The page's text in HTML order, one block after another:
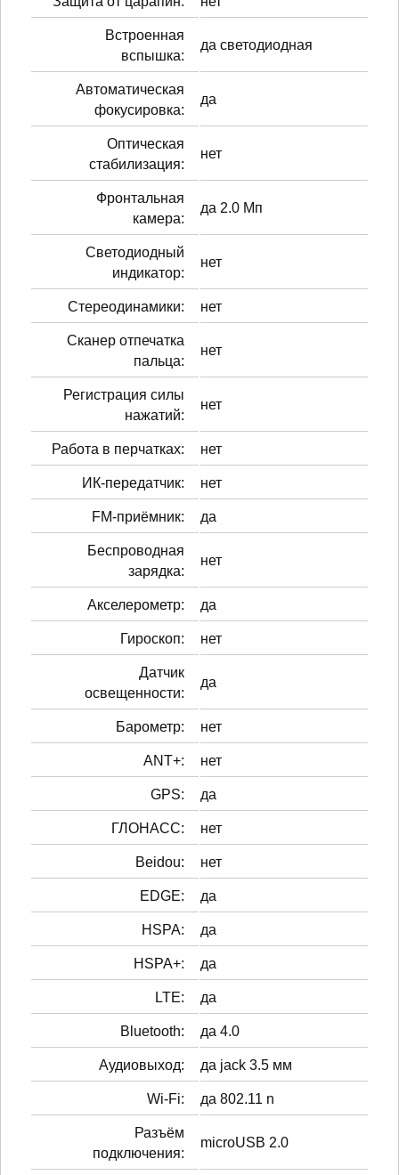
Встроенная
вспышка:
да светодиодная
Автоматическая
фокусировка:
да
Оптическая
стабилизация:
нет
Фронтальная
камера:
да 2.0 Мп
Светодиодный
индикатор:
нет
Стереодинамики: нет
Сканер отпечатка
пальца:
нет
Регистрация силы
нажатий:
нет
Работа в перчатках: нет
ИК-передатчик: нет
FM-приёмник: да
Беспроводная
зарядка:
нет
Акселерометр: да
Гироскоп: нет
Датчик
освещенности:
да
Барометр: нет
ANT+: нет
GPS: да
ГЛОНАСС: нет
Beidou: нет
EDGE: да
HSPA: да
HSPA+: да
LTE: да
Bluetooth: да 4.0
Аудиовыход: да jack 3.5 мм
Wi-Fi: да 802.11 n
Разъём
подключения:
microUSB 2.0